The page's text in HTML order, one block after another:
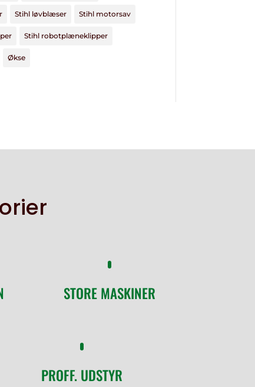
Stihl løvblæser Stihl motorsav
Stihl robotplæneklipper
Økse
STORE MASKINER
PROFF. UDSTYR